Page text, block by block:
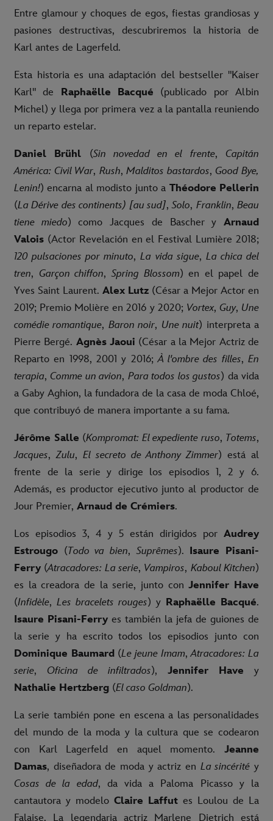
Entre glamour y choques de egos, fiestas grandiosas y
pasiones destructivas, descubriremos la historia de
Karl antes de Lagerfeld.
Esta historia es una adaptación del bestseller "Kaiser
Karl" de Raphaëlle Bacqué (publicado por Albin
Michel) y llega por primera vez a la pantalla reuniendo
un reparto estelar.
Daniel Brühl (Sin novedad en el frente, Capitán
América: Civil War, Rush,Malditos bastardos, Good Bye,
Lenin!) encarna al modisto junto a Théodore Pellerin
(La Dérive des continents) [au sud],Solo, Franklin, Beau
tiene miedo) como Jacques de Bascher yArnaud
Valois (Actor Revelación en el Festival Lumière 2018;
120 pulsaciones por minuto,La vida sigue, La chica del
tren, Garçon chiffon,Spring Blossom) en el papel de
Yves Saint Laurent. Alex Lutz (César a Mejor Actor en
2019; Premio Molière en 2016 y 2020; Vortex, Guy, Une
comédie romantique, Baron noir, Une nuit) interpreta a
Pierre Bergé. Agnès Jaoui (César a la Mejor Actriz de
Reparto en 1998, 2001 y 2016;À l'ombre des filles,En
terapia, Comme un avion, Para todos los gustos) da vida
a Gaby Aghion, la fundadora de la casa de moda Chloé,
que contribuyó de manera importante a su fama.
Jérôme Salle (Kompromat: El expediente ruso, Totems,
Jacques,Zulu, El secreto de Anthony Zimmer) está al
frente de la serie y dirige los episodios 1, 2 y 6.
Además, es productor ejecutivo junto al productor de
Jour Premier, Arnaud de Crémiers.
Los episodios 3, 4 y 5 están dirigidos por Audrey
Estrougo (Todo va bien,Suprêmes). Isaure Pisani-
Ferry (Atracadores: La serie, Vampiros, Kaboul Kitchen)
es la creadora de la serie, junto conJennifer Have
(Infidèle, Les bracelets rouges) y Raphaëlle Bacqué.
Isaure Pisani-Ferry es también la jefa de guiones de
la serie y ha escrito todos los episodios junto con
Dominique Baumard(Le jeune Imam,Atracadores: La
serie, Oficina de infiltrados), Jennifer Have y
Nathalie Hertzberg (El caso Goldman).
La serie también pone en escena a las personalidades
del mundo de la moda y la cultura que se codearon
con Karl Lagerfeld en aquel momento. Jeanne
Damas, diseñadora de moda y actriz en La sincérité y
Cosas de la edad, da vida a Paloma Picasso y la
cantautora y modelo Claire Laffut es Loulou de La
Falaise. La legendaria actriz Marlene Dietrich está